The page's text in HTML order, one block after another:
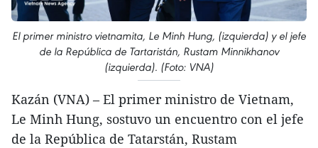
El primer ministro vietnamita, Le Minh Hung, (izquierda) y el jefe
de la República de Tartaristán, Rustam Minnikhanov
(izquierda). (Foto: VNA)
Kazán (VNA) – El primer ministro de Vietnam,
Le Minh Hung, sostuvo un encuentro con el jefe
de la República de Tatarstán, Rustam